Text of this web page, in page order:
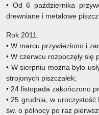
• Od 6 października
drewniane i metalowe
Rok 2011:
• W marcu przywieziono i
• W czerwcu rozpoczęły
• W sierpniu można było
strojonych piszczałek;
• 24 listopada zakończono
• 25 grudnia, w
św. o północy po raz